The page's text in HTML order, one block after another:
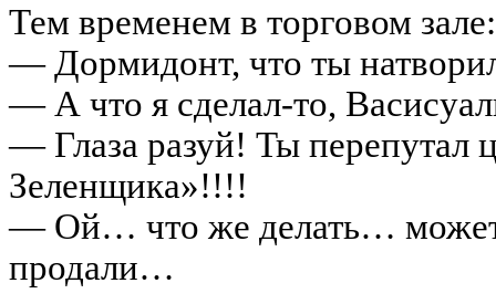
Тем временем в торговом зале:
— Дормидонт, что ты
— А что я сделал-то,
— Глаза разуй! Ты перепутал
Зеленщика»!!!!
— Ой… что же делать… может
продали…